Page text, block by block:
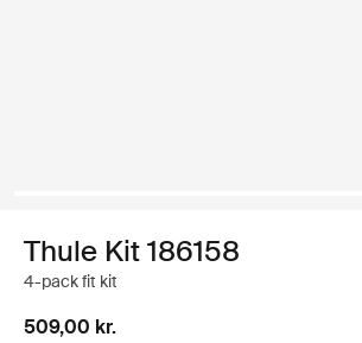
Thule Kit 186158
4-pack fit kit
509,00 kr.